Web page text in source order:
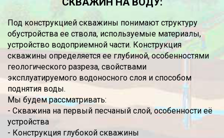
Под конструкцией скважины понимают структуру
обустройства ее ствола, используемые материалы,
устройство водоприемной части. Конструкция
скважины определяется ее глубиной, особенностями
геологического разреза, свойствами
эксплуатируемого водоносного слоя и способом
поднятия воды.
Мы будем рассматривать:
- Скважина на первый песчаный слой, особенности её
устройства
- Конструкция глубокой скважины